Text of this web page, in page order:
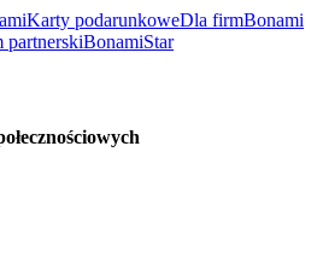
Karty podarunkoweDla firmBonami
partnerskiBonamiStar